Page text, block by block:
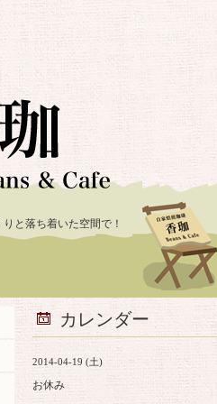
と落ち着いた空間で！
カレンダー
2014-04-19 (土)
お休み